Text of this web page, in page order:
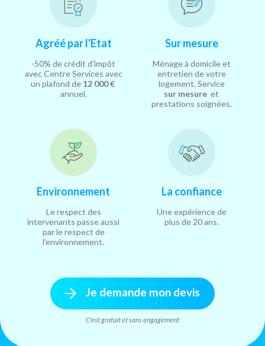
Agréé par l'Etat
-50% de crédit d'impôt
avec Centre Services avec
un plafond de 12 000 €
annuel.
Sur mesure
Ménage à domicile et
entretien de votre
logement. Service
sur mesure et
prestations soignées.
Environnement
Le respect des
intervenants passe aussi
par le respect de
l'environnement.
La confiance
Une expérience de
plus de 20 ans.
Je demande mon devis
C'est gratuit et sans engagement